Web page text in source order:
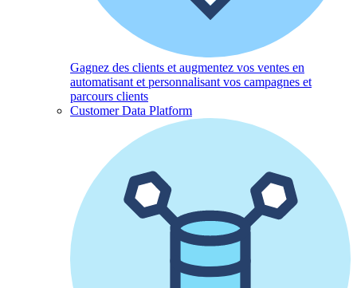
Gagnez des clients et augmentez vos ventes en
automatisant et personnalisant vos campagnes et
parcours clients
Customer Data Platform